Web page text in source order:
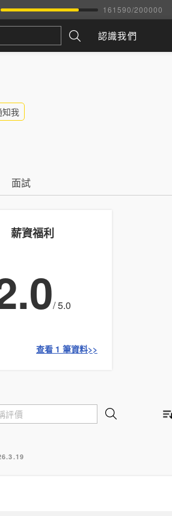
161590/200000
認識我們
知我
面試
薪資福利
/ 5.0
查看 1 筆資料>>